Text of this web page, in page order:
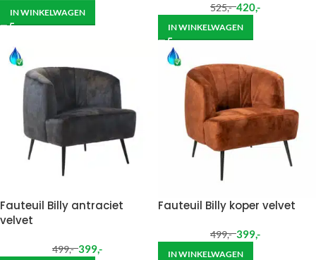
IN WINKELWAGEN 525,- 420,-
IN WINKELWAGEN
Fauteuil Billy antraciet
velvet
499,- 399,-
Fauteuil Billy koper velvet
499,- 399,-
IN WINKELWAGEN